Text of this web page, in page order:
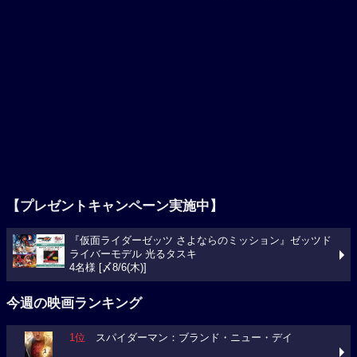
【プレゼントキャンペーン実施中】
『仮面ライダーゼッツ さよならのミッション』ゼッツド
ライバーモデル 光るタスキ
4名様 [〆8/6(木)]
今週の映画ランキング
1位 スパイダーマン：ブランド・ニュー・デイ